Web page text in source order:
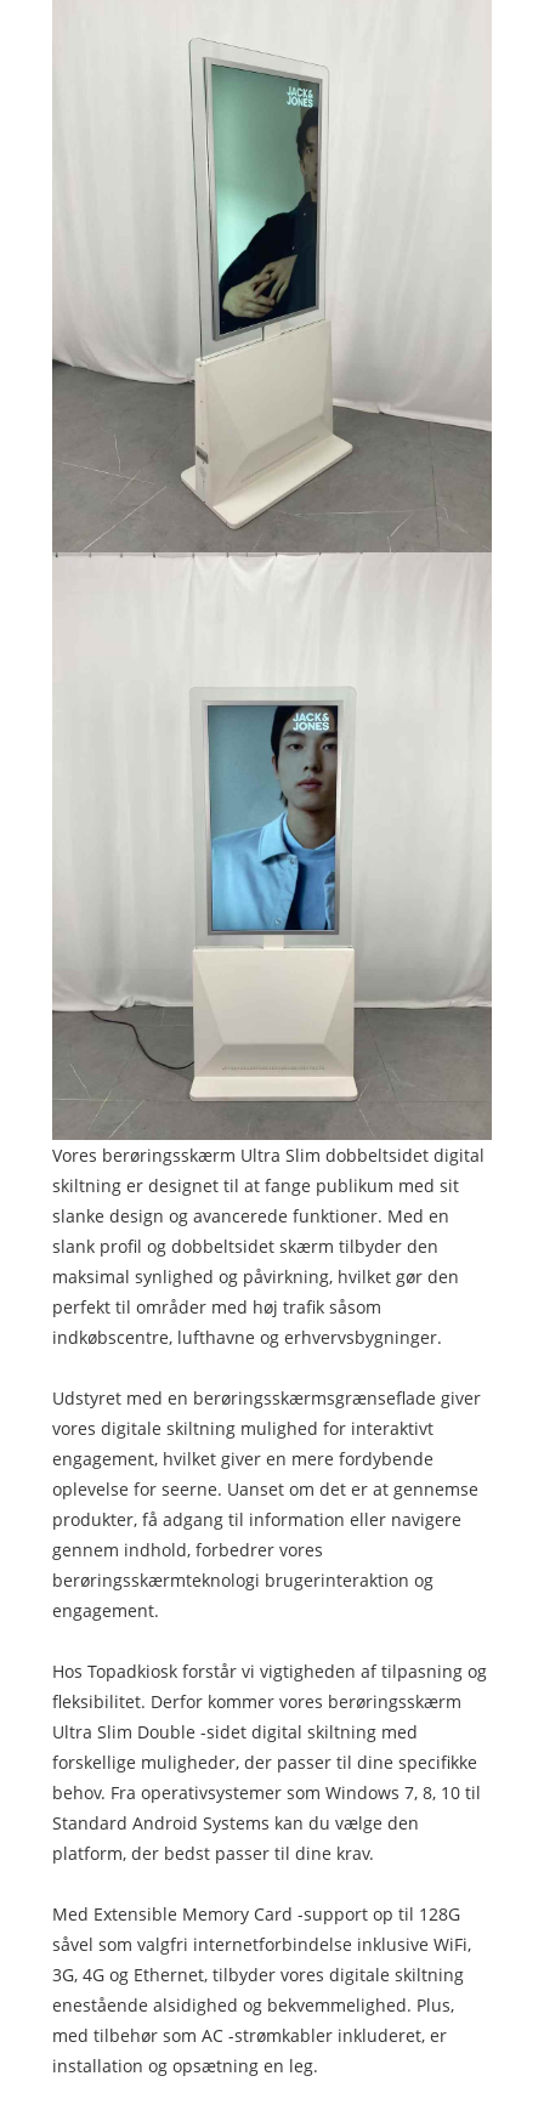
Vores berøringsskærm Ultra Slim dobbeltsidet digital
skiltning er designet til at fange publikum med sit
slanke design og avancerede funktioner. Med en
slank profil og dobbeltsidet skærm tilbyder den
maksimal synlighed og påvirkning, hvilket gør den
perfekt til områder med høj trafik såsom
indkøbscentre, lufthavne og erhvervsbygninger.
Udstyret med en berøringsskærmsgrænseflade giver
vores digitale skiltning mulighed for interaktivt
engagement, hvilket giver en mere fordybende
oplevelse for seerne. Uanset om det er at gennemse
produkter, få adgang til information eller navigere
gennem indhold, forbedrer vores
berøringsskærmteknologi brugerinteraktion og
engagement.
Hos Topadkiosk forstår vi vigtigheden af ​​tilpasning og
fleksibilitet. Derfor kommer vores berøringsskærm
Ultra Slim Double -sidet digital skiltning med
forskellige muligheder, der passer til dine specifikke
behov. Fra operativsystemer som Windows 7, 8, 10 til
Standard Android Systems kan du vælge den
platform, der bedst passer til dine krav.
Med Extensible Memory Card -support op til 128G
såvel som valgfri internetforbindelse inklusive WiFi,
3G, 4G og Ethernet, tilbyder vores digitale skiltning
enestående alsidighed og bekvemmelighed. Plus,
med tilbehør som AC -strømkabler inkluderet, er
installation og opsætning en leg.